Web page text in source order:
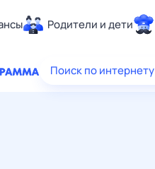
Родители и дети
Здоровье
Поиск по интернету